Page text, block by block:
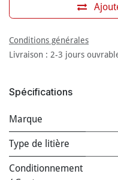
Conditions générales
Livraison : 2-3 jours
Spécifications
Marque
Type de litière
Conditionnement